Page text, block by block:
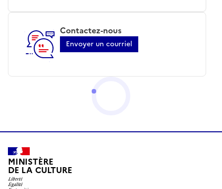
Contactez-nous
Envoyer un courriel
MINISTÈRE
DE LA CULTURE